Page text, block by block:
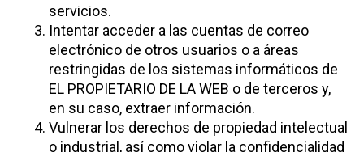
servicios.
Intentar acceder a las cuentas de correo
electrónico de otros usuarios o a áreas
restringidas de los sistemas informáticos de
EL PROPIETARIO DE LA WEB o de terceros y,
en su caso, extraer información.
Vulnerar los derechos de propiedad intelectual
o industrial, así como violar la confidencialidad